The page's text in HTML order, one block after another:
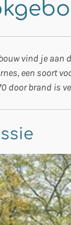
vind je aan
een soort
door brand is